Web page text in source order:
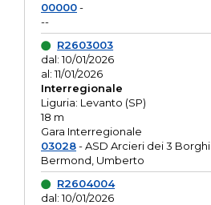
00000-
--
R2603003
dal: 10/01/2026
al: 11/01/2026
Interregionale
Liguria: Levanto (SP)
18 m
Gara Interregionale
03028- ASD Arcieri dei 3 Borghi
Bermond, Umberto
R2604004
dal: 10/01/2026